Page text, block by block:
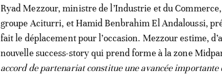
Ryad Mezzour, ministre de l’Industrie et du
groupe Aciturri, et Hamid Benbrahim El Andaloussi,
fait le déplacement pour l’occasion. Mezzour estime,
nouvelle success-story qui prend forme à la zone
accord de partenariat constitue une avancée